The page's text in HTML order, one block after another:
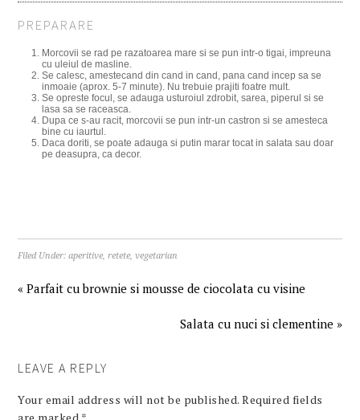
PREPARARE
Morcovii se rad pe razatoarea mare si se pun intr-o tigai, impreuna
cu uleiul de masline.
Se calesc, amestecand din cand in cand, pana cand incep sa se
inmoaie (aprox. 5-7 minute). Nu trebuie prajiti foatre mult.
Se opreste focul, se adauga usturoiul zdrobit, sarea, piperul si se
lasa sa se raceasca.
Dupa ce s-au racit, morcovii se pun intr-un castron si se amesteca
bine cu iaurtul.
Daca doriti, se poate adauga si putin marar tocat in salata sau doar
pe deasupra, ca decor.
Filed Under:aperitive,retete,vegetarian
« Parfait cu brownie si mousse de ciocolata cu visine
Salata cu nuci si clementine »
LEAVE A REPLY
Your email address will not be published. Required fields
are marked *